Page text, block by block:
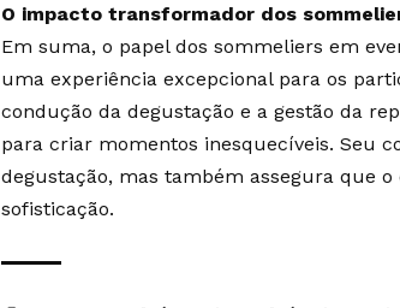
O impacto transformador dos
Em suma, o papel dos sommeliers em
uma experiência excepcional para os
condução da degustação e a gestão da
para criar momentos inesquecíveis. Seu
degustação, mas também assegura que
sofisticação.